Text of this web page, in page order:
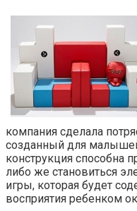
компания сделала
созданный для
конструкция способна
либо же становиться
игры, которая будет
восприятия ребенком